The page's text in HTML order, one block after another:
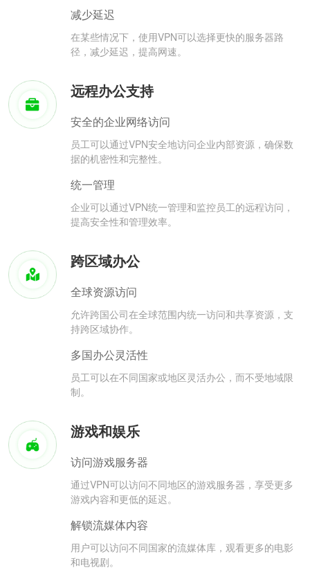
减少延迟
在某些情况下，使用VPN可以选择更快的服务器路
径，减少延迟，提高网速。
远程办公支持
安全的企业网络访问
员工可以通过VPN安全地访问企业内部资源，确保数
据的机密性和完整性。
统一管理
企业可以通过VPN统一管理和监控员工的远程访问，
提高安全性和管理效率。
跨区域办公
全球资源访问
允许跨国公司在全球范围内统一访问和共享资源，支
持跨区域协作。
多国办公灵活性
员工可以在不同国家或地区灵活办公，而不受地域限
制。
游戏和娱乐
访问游戏服务器
通过VPN可以访问不同地区的游戏服务器，享受更多
游戏内容和更低的延迟。
解锁流媒体内容
用户可以访问不同国家的流媒体库，观看更多的电影
和电视剧。